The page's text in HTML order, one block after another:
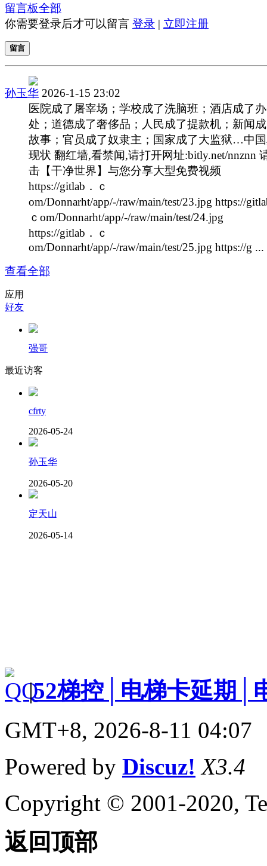
留言板全部
你需要登录后才可以留言 登录 | 立即注册
留言
孙玉华 2026-1-15 23:02
医院成了屠宰场；学校成了洗脑班；酒店成了
处；道德成了奢侈品；人民成了提款机；新闻
故事；官员成了奴隶主；国家成了大监狱…中
现状 翻红墙,看禁闻,请打开网址:bitly.net/nnznn
击【干净世界】与您分享大型免费视频
https://gitlab．ｃ
om/Donnarht/app/-/raw/main/test/23.jpg https://
ｃom/Donnarht/app/-/raw/main/test/24.jpg
https://gitlab．ｃ
om/Donnarht/app/-/raw/main/test/25.jpg https://g ...
查看全部
应用
好友
强哥
最近访客
cfrty
2026-05-24
孙玉华
2026-05-20
定天山
2026-05-14
|52梯控│电梯卡延期│
GMT+8, 2026-8-11 04:07
Powered by Discuz! X3.4
Copyright © 2001-2020,
返回顶部